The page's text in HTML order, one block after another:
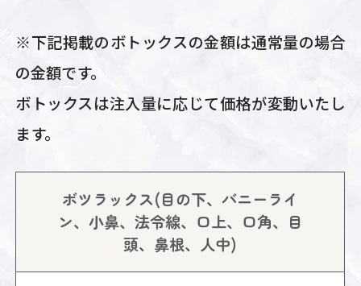
※下記掲載のボトックスの金額は通常量の場合
の金額です。
ボトックスは注入量に応じて価格が変動いたし
ます。
ボツラックス(目の下、バニーライ
ン、小鼻、法令線、口上、口角、目
頭、鼻根、人中)